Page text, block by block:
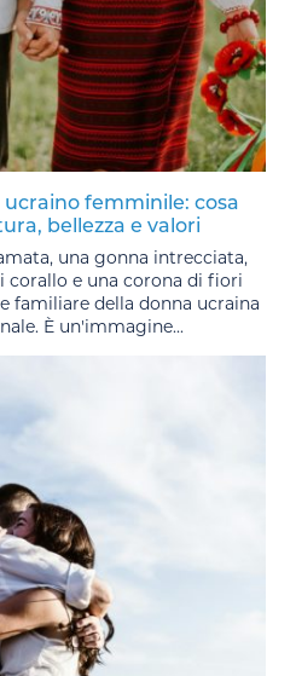
ucraino femminile: cosa
bellezza e valori
una gonna intrecciata,
corallo e una corona di fiori
familiare della donna ucraina
È un'immagine...